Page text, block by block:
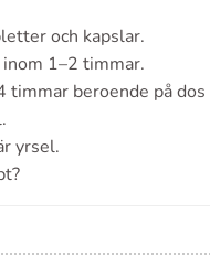
och kapslar.
1–2 timmar.
timmar beroende på
yrsel.